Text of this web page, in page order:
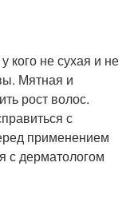
кого не сухая и не
Мятная и
рост волос.
с
применением
с дерматологом